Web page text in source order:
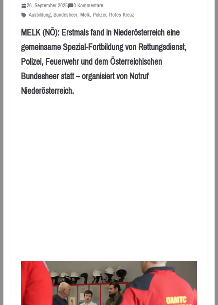
26. September 2025
0 Kommentare
Ausbildung, Bundesheer, Melk, Polizei, Rotes Kreuz
MELK (NÖ): Erstmals fand in Niederösterreich eine
gemeinsame Spezial-Fortbildung von Rettungsdienst,
Polizei, Feuerwehr und dem Österreichischen
Bundesheer statt – organisiert von Notruf
Niederösterreich.